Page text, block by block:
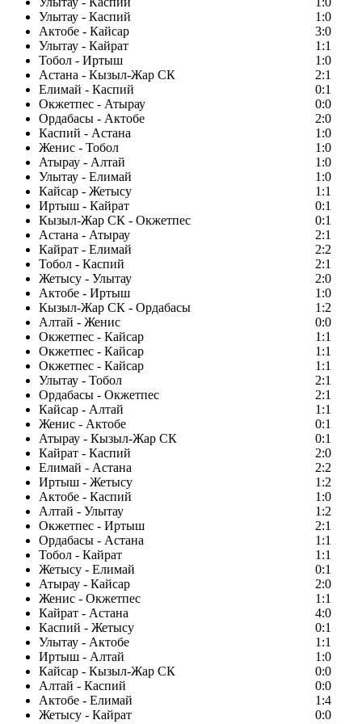
Улытау - Каспий
1:0
Актобе - Кайсар
3:0
Улытау - Кайрат
1:1
Тобол - Иртыш
1:0
Астана - Кызыл-Жар СК
2:1
Елимай - Каспий
0:1
Окжетпес - Атырау
0:0
Ордабасы - Актобе
2:0
Каспий - Астана
1:0
Женис - Тобол
1:0
Атырау - Алтай
1:0
Улытау - Елимай
1:0
Кайсар - Жетысу
1:1
Иртыш - Кайрат
0:1
Кызыл-Жар СК - Окжетпес
0:1
Астана - Атырау
2:1
Кайрат - Елимай
2:2
Тобол - Каспий
2:1
Жетысу - Улытау
2:0
Актобе - Иртыш
1:0
Кызыл-Жар СК - Ордабасы
1:2
Алтай - Женис
0:0
Окжетпес - Кайсар
1:1
Окжетпес - Кайсар
1:1
Окжетпес - Кайсар
1:1
Улытау - Тобол
2:1
Ордабасы - Окжетпес
2:1
Кайсар - Алтай
1:1
Женис - Актобе
0:1
Атырау - Кызыл-Жар СК
0:1
Кайрат - Каспий
2:0
Елимай - Астана
2:2
Иртыш - Жетысу
1:2
Актобе - Каспий
1:0
Алтай - Улытау
1:2
Окжетпес - Иртыш
2:1
Ордабасы - Астана
1:1
Тобол - Кайрат
1:1
Жетысу - Елимай
0:1
Атырау - Кайсар
2:0
Женис - Окжетпес
1:1
Кайрат - Астана
4:0
Каспий - Жетысу
0:1
Улытау - Актобе
1:1
Иртыш - Алтай
1:0
Кайсар - Кызыл-Жар СК
0:0
Алтай - Каспий
0:0
Актобе - Елимай
1:4
Жетысу - Кайрат
0:0